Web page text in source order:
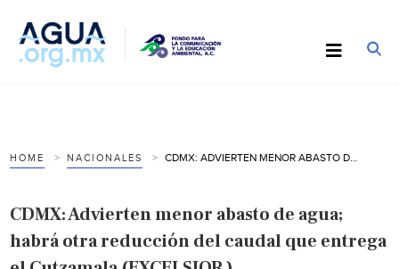
HOME NACIONALES
CDMX: Advierten menor abasto de agua;
habrá otra reducción del caudal que entrega